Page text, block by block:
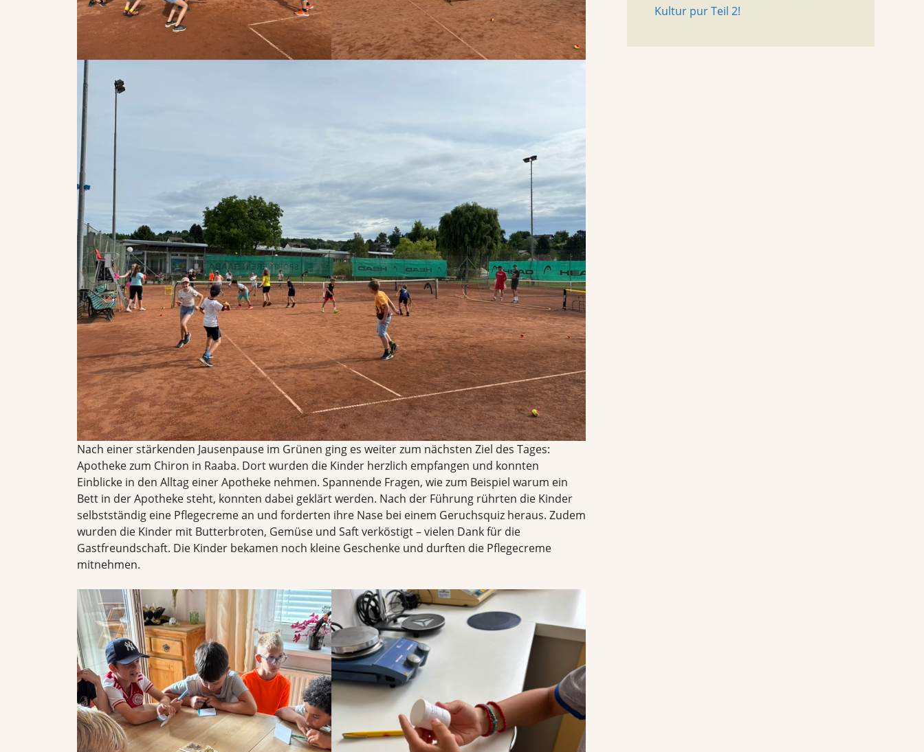
Nach einer stärkenden Jausenpause im Grünen ging es weiter zum nächsten Ziel des Tages:
Apotheke zum Chiron in Raaba. Dort wurden die Kinder herzlich empfangen und konnten
Einblicke in den Alltag einer Apotheke nehmen. Spannende Fragen, wie zum Beispiel warum ein
Bett in der Apotheke steht, konnten dabei geklärt werden. Nach der Führung rührten die Kinder
selbstständig eine Pflegecreme an und forderten ihre Nase bei einem Geruchsquiz heraus. Zudem
wurden die Kinder mit Butterbroten, Gemüse und Saft verköstigt – vielen Dank für die
Gastfreundschaft. Die Kinder bekamen noch kleine Geschenke und durften die Pflegecreme
mitnehmen.
Kultur pur Teil 2!